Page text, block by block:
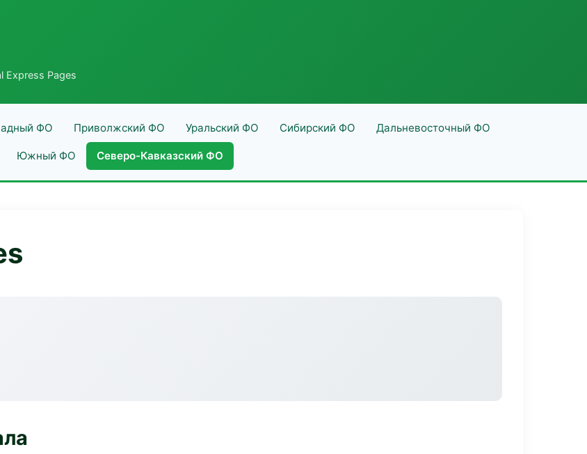
Express Pages
ФО Приволжский ФО Уральский ФО Сибирский ФО Дальневосточный ФО
Южный ФО Северо-Кавказский ФО